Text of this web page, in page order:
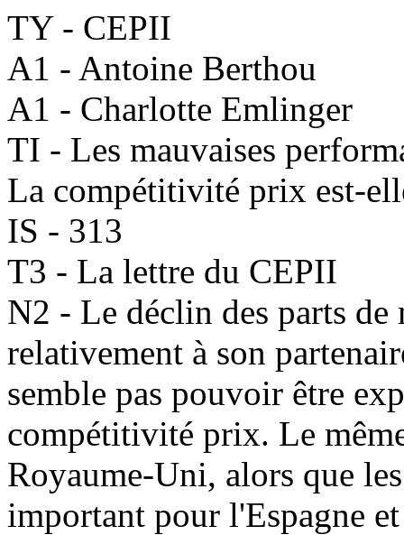
TY - CEPII
A1 - Antoine Berthou
A1 - Charlotte Emlinger
TI - Les mauvaises
La compétitivité prix est-
IS - 313
T3 - La lettre du CEPII
N2 - Le déclin des parts de
relativement à son
semble pas pouvoir être
compétitivité prix. Le
Royaume-Uni, alors que
important pour l'Espagne